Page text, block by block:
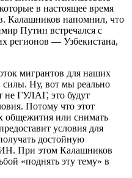
в настоящее время
Калашников напомнил, что
Путин встречался с
регионов — Узбекистана,
мигрантов для наших
силы. Ну, вот мы реально
не ГУЛАГ, это будут
Потому что этот
общежития или снимать
условия для
достойную
При этом Калашников
«поднять эту тему» в